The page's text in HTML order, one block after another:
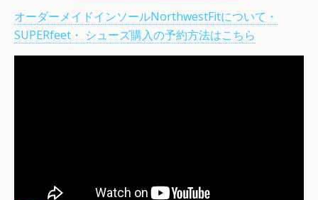
オーダーメイドインソールNorthwestFitについて・
SUPERfeet・ シューズ購入の予約方法はこちら